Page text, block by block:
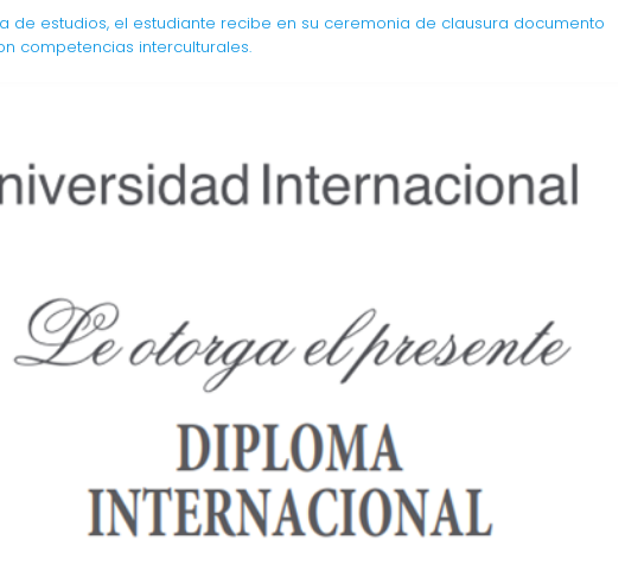
de estudios, el estudiante recibe en su ceremonia de clausura documento
competencias interculturales.